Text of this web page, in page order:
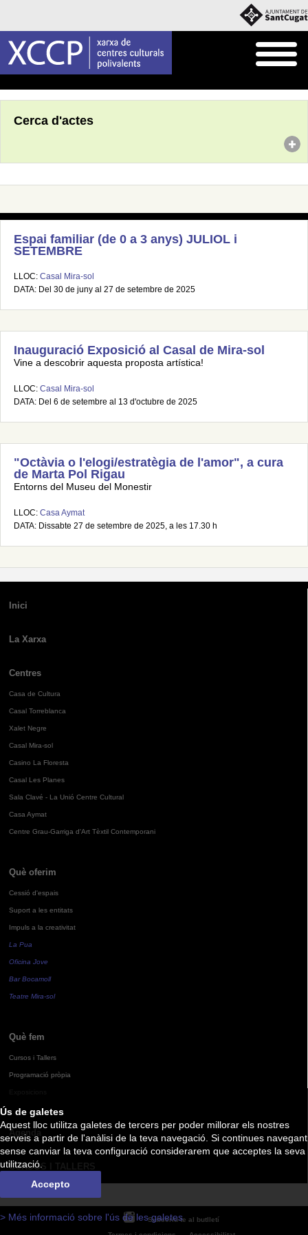
Ús de galetes
Aquest lloc utilitza galetes de tercers per poder millorar els nostres
serveis a partir de l'anàlisi de la teva navegació. Si continues navegant
sense canviar la teva configuració considerarem que acceptes la seva
utilització.
Accepto
> Més informació sobre l'ús de les galetes
Cerca d'actes
Espai familiar (de 0 a 3 anys) JULIOL i
SETEMBRE
LLOC: Casal Mira-sol
DATA: Del 30 de juny al 27 de setembre de 2025
Inauguració Exposició al Casal de Mira-sol
Vine a descobrir aquesta proposta artística!
LLOC: Casal Mira-sol
DATA: Del 6 de setembre al 13 d'octubre de 2025
"Octàvia o l'elogi/estratègia de l'amor", a cura
de Marta Pol Rigau
Entorns del Museu del Monestir
LLOC: Casa Aymat
DATA: Dissabte 27 de setembre de 2025, a les 17.30 h
Inici
La Xarxa
Centres
Casa de Cultura
Casal Torreblanca
Xalet Negre
Casal Mira-sol
Casino La Floresta
Casal Les Planes
Sala Clavé - La Unió Centre Cultural
Casa Aymat
Centre Grau-Garriga d'Art Tèxtil Contemporani
Què oferim
Cessió d'espais
Suport a les entitats
Impuls a la creativitat
La Pua
Oficina Jove
Bar Bocamoll
Teatre Mira-sol
Què fem
Cursos i Tallers
Programació pròpia
Agenda
CURSOS I TALLERS
Subscriu-te al butlletí